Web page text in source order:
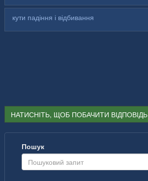
кути падіння і відбивання
НАТИСНІТЬ, ЩОБ ПОБАЧИТИ ВІДПОВІДЬ
Пошук